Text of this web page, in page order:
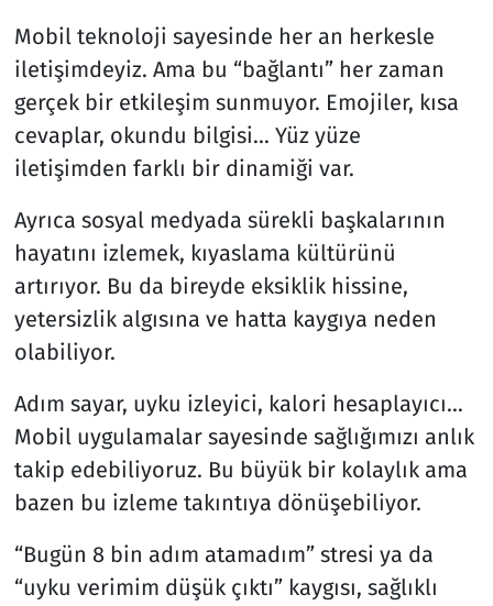
Mobil teknoloji sayesinde her an herkesle
iletişimdeyiz. Ama bu “bağlantı” her zaman
gerçek bir etkileşim sunmuyor. Emojiler, kısa
cevaplar, okundu bilgisi... Yüz yüze
iletişimden farklı bir dinamiği var.
Ayrıca sosyal medyada sürekli başkalarının
hayatını izlemek, kıyaslama kültürünü
artırıyor. Bu da bireyde eksiklik hissine,
yetersizlik algısına ve hatta kaygıya neden
olabiliyor.
Adım sayar, uyku izleyici, kalori hesaplayıcı…
Mobil uygulamalar sayesinde sağlığımızı anlık
takip edebiliyoruz. Bu büyük bir kolaylık ama
bazen bu izleme takıntıya dönüşebiliyor.
“Bugün 8 bin adım atamadım” stresi ya da
“uyku verimim düşük çıktı” kaygısı, sağlıklı